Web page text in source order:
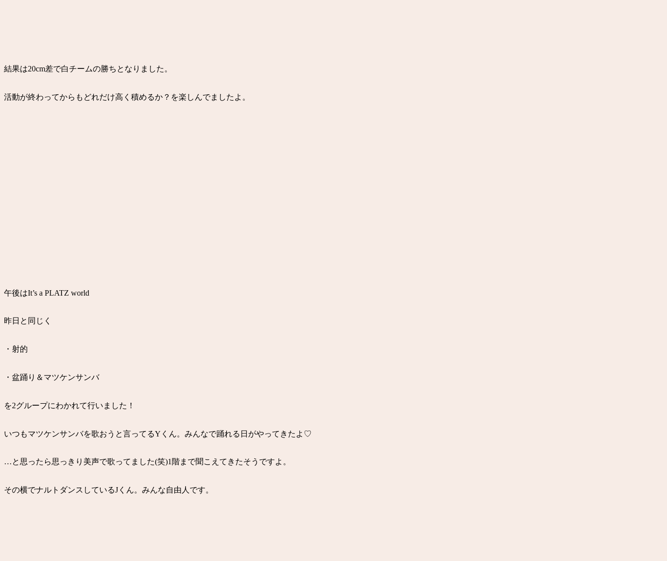
結果は20cm差で白チームの勝ちとなりました。
活動が終わってからもどれだけ高く積めるか？を楽しんでましたよ。
午後はIt’s a PLATZ world
昨日と同じく
・射的
・盆踊り＆マツケンサンバ
を2グループにわかれて行いました！
いつもマツケンサンバを歌おうと言ってるYくん。みんなで踊れる日がやってきたよ♡
…と思ったら思っきり美声で歌ってました(笑)1階まで聞こえてきたそうですよ。
その横でナルトダンスしているJくん。みんな自由人です。